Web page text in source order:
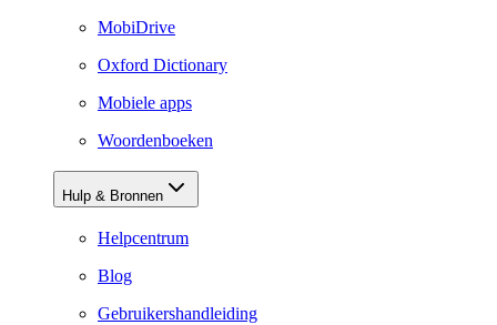
MobiDrive
Oxford Dictionary
Mobiele apps
Woordenboeken
Hulp & Bronnen
Helpcentrum
Blog
Gebruikershandleiding